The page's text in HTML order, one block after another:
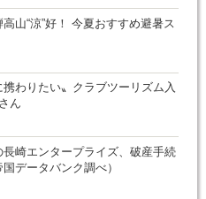
高山“涼”好！ 今夏おすすめ避暑ス
携わりたい〟クラブツーリズム入
ん
長崎エンタープライズ、破産手続
データバンク調べ）